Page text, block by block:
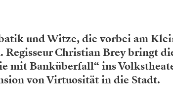
und Witze, die vorbei am
Regisseur Christian Brey bringt
mit Banküberfall“ ins
von Virtuosität in die Stadt.